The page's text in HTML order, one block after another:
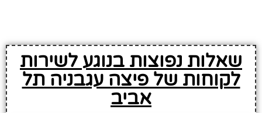
שאלות נפוצות בנוגע לשירות
לקוחות של פיצה עגבניה תל
אביב